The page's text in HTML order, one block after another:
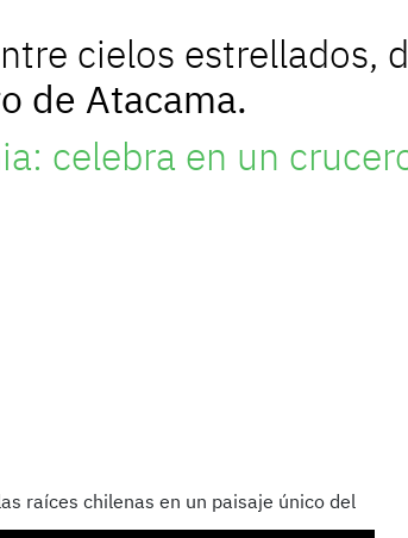
cielos estrellados,
de Atacama.
celebra en un